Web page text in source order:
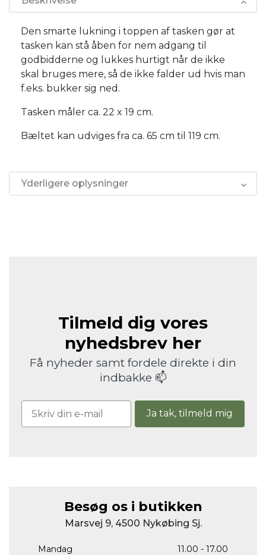
Den smarte lukning i toppen af tasken gør at
tasken kan stå åben for nem adgang til
godbidderne og lukkes hurtigt når de ikke
skal bruges mere, så de ikke falder ud hvis man
f.eks. bukker sig ned.
Tasken måler ca. 22 x 19 cm.
Bæltet kan udviges fra ca. 65 cm til 119 cm.
Yderligere oplysninger
Tilmeld dig vores
nyhedsbrev her
Få nyheder samt fordele direkte i din
indbakke 📫
Ja tak, tilmeld mig
Besøg os i butikken
Marsvej 9, 4500 Nykøbing Sj.
Mandag
11.00 - 17.00